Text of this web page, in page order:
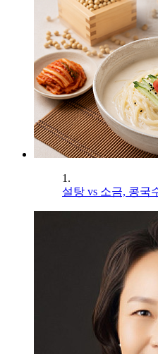
1.
설탕 vs 소금, 콩국